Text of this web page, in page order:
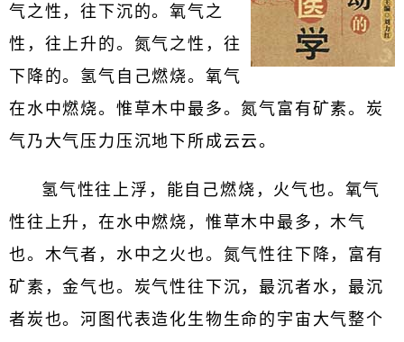
气之性，往下沉的。氧气之
性，往上升的。氮气之性，往
下降的。氢气自己燃烧。氧气
在水中燃烧。惟草木中最多。氮气富有矿素。炭
气乃大气压力压沉地下所成云云。
氢气性往上浮，能自己燃烧，火气也。氧气
性往上升，在水中燃烧，惟草木中最多，木气
也。木气者，水中之火也。氮气性往下降，富有
矿素，金气也。炭气性往下沉，最沉者水，最沉
者炭也。河图代表造化生物生命的宇宙大气整个